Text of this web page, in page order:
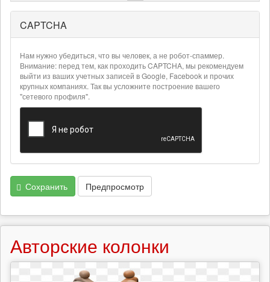
Более
подробная
информация
текстовых
форматах
CAPTCHA
Нам нужно убедиться, что вы человек, а не робот-спаммер.
Внимание: перед тем, как проходить CAPTCHA, мы рекомендуем
выйти из ваших учетных записей в Google, Facebook и прочих
крупных компаниях. Так вы усложните построение вашего
"сетевого профиля".
Сохранить Предпросмотр
Авторские колонки